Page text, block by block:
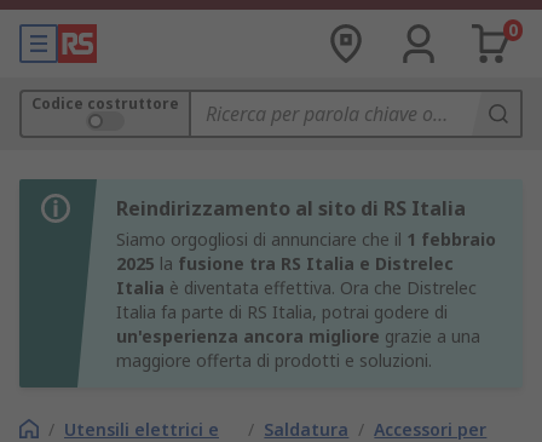
0
Codice costruttore
Reindirizzamento al sito di RS Italia
Siamo orgogliosi di annunciare che il 1 febbraio
2025 la fusione tra RS Italia e Distrelec
Italia è diventata effettiva. Ora che Distrelec
Italia fa parte di RS Italia, potrai godere di
un'esperienza ancora migliore grazie a una
maggiore offerta di prodotti e soluzioni.
/ Utensili elettrici e
/ Saldatura / Accessori per